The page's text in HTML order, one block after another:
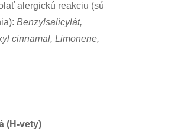
alergickú reakciu (sú
Benzylsalicylát,
cinnamal, Limonene,
(H-vety)